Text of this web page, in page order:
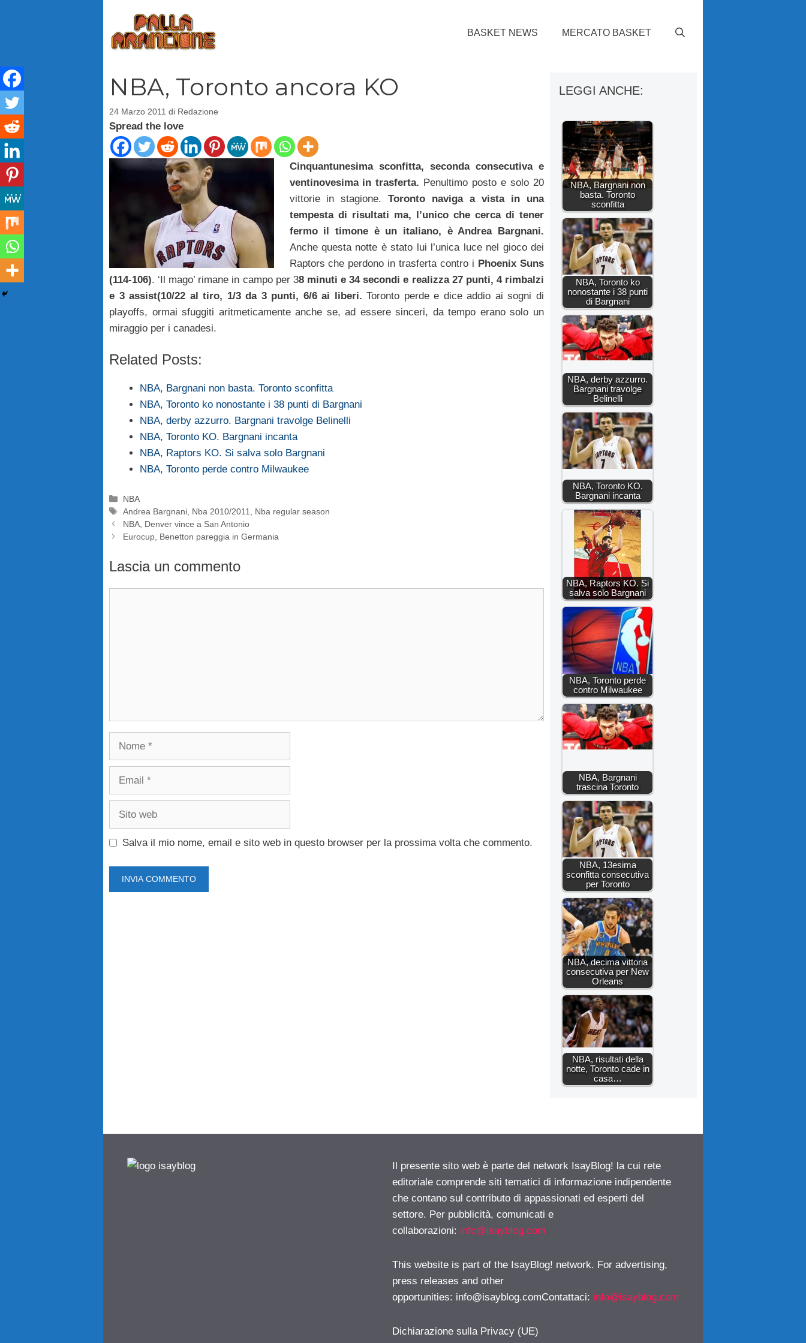
BASKET NEWS MERCATO BASKET
NBA, Toronto ancora KO
24 Marzo 2011 di Redazione
Spread the love
Cinquantunesima sconfitta, seconda consecutiva e
ventinovesima in trasferta. Penultimo posto e solo 20
vittorie in stagione.Toronto naviga a vista in una
tempesta di risultati ma, l’unico che cerca di tener
fermo il timone è un italiano, è Andrea Bargnani.
Anche questa notte è stato lui l’unica luce nel gioco dei
Raptors che perdono in trasferta contro i Phoenix Suns
(114-106). ‘Il mago’ rimane in campo per 38 minuti e 34 secondi e realizza 27 punti, 4 rimbalzi
e 3 assist(10/22 al tiro, 1/3 da 3 punti, 6/6 ai liberi. Toronto perde e dice addio ai sogni di
playoffs, ormai sfuggiti aritmeticamente anche se, ad essere sinceri, da tempo erano solo un
miraggio per i canadesi.
Related Posts:
NBA, Bargnani non basta. Toronto sconfitta
NBA, Toronto ko nonostante i 38 punti di Bargnani
NBA, derby azzurro. Bargnani travolge Belinelli
NBA, Toronto KO. Bargnani incanta
NBA, Raptors KO. Si salva solo Bargnani
NBA, Toronto perde contro Milwaukee
Categorie
NBA
Tag
Andrea Bargnani Nba 2010/2011
Nba regular season
NBA, Denver vince a San Antonio
Eurocup, Benetton pareggia in Germania
Lascia un commento
Nome
Email
Sito
Salva il mio nome, email e sito web in questo browser per la prossima volta che commento.
LEGGI ANCHE:
NBA, Bargnani non
basta. Toronto
sconfitta
NBA, Toronto ko
nonostante i 38 punti
di Bargnani
NBA, derby azzurro.
Bargnani travolge
Belinelli
NBA, Toronto KO.
Bargnani incanta
NBA, Raptors KO. Si
salva solo Bargnani
NBA, Toronto perde
contro Milwaukee
NBA, Bargnani
trascina Toronto
NBA, 13esima
sconfitta consecutiva
per Toronto
NBA, decima vittoria
consecutiva per New
Orleans
NBA, risultati della
notte, Toronto cade in
casa…
Il presente sito web è parte del network IsayBlog! la cui rete
editoriale comprende siti tematici di informazione indipendente
che contano sul contributo di appassionati ed esperti del
settore. Per pubblicità, comunicati e
collaborazioni: info@isayblog.com
This website is part of the IsayBlog! network. For advertising,
press releases and other
opportunities: info@isayblog.comContattaci: info@isayblog.com
Dichiarazione sulla Privacy (UE)